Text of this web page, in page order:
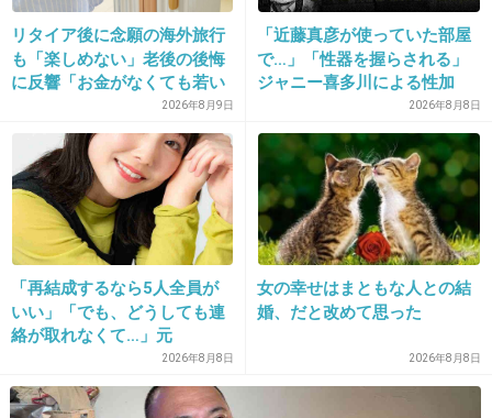
付けれんわ。
+605 -282
12. 匿名2016/04/27(水) 18:20:04
三代目の中では今市くんが一番好きなんだけ
ど、ホントこのサングラス姿変だったー
+764 -48
2016/04/27(水) 18:20:05
今市、もろこのメガネじゃねーか！笑
リタイア後に念願の海外旅行
も「楽しめない」老後の後悔
に反響「お金がなくても若い
うちに？」50代以上の切実な
2026年8月9日
「近藤真彦が使っていた部屋
で…」「性器を握らされる」
ジャニー喜多川による性加
害、語り始めた被害者たち
《徹底取材の裏側》
2026年8月8日
「再結成するなら5人全員が
いい」「でも、どうしても連
絡が取れなくて…」元
ZONE・MIZUHO（38）が明
かす「19年ぶりに芸能界復
帰」した本当の理由
2026年8月8日
女の幸せはまともな人との結
婚、だと改めて思った
2026年8月8日